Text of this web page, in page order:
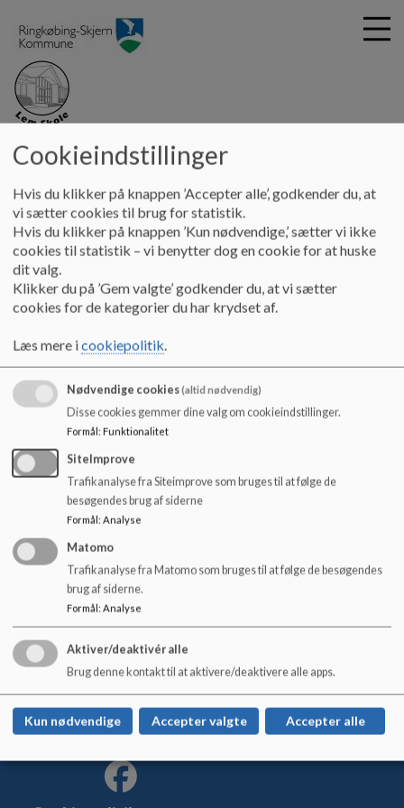
d
Helheden Lem
Lem Skole Skal dit barn gå på Lem Skole?
Skal dit barn evt. gå på Lem Skole?
Se her og book en rundvisning - klik
for info
Skal dit barn evt. gå på Lem Skole, så ring eller skriv og få
booket en rundvisning på Lem Stationsskole.
Skriv en e-mail tillem-stationsskole@rksk.dkeller ring til
skolen på tlf.99741800.
Vi glæder os til at se dig.
Lem Stationsskole
Skolegade 34, 6940 Lem St.
lem-stationsskole@rksk.dk
+45 99 74 18 00
EAN NR.
5798004734995
Tilgængelighedserklæring
Sitemap
Cookieindstillinger
Hvis du klikker på knappen ’Accepter alle’, godkender du, at
vi sætter cookies til brug for statistik.
Hvis du klikker på knappen ’Kun nødvendige,’ sætter vi ikke
cookies til statistik – vi benytter dog en cookie for at huske
dit valg.
Klikker du på ’Gem valgte’ godkender du, at vi sætter
cookies for de kategorier du har krydset af.
Læs mere icookiepolitik.
Nødvendige cookies(altid nødvendig)
Disse cookies gemmer dine valg om cookieindstillinger.
Formål: Funktionalitet
SiteImprove
Trafikanalyse fra Siteimprove som bruges til at følge de
besøgendes brug af siderne
Formål: Analyse
Matomo
Trafikanalyse fra Matomo som bruges til at følge de besøgendes
brug af siderne.
Formål: Analyse
Aktiver/deaktivér alle
Brug denne kontakt til at aktivere/deaktivere alle apps.
Kun nødvendige Accepter valgte Accepter alle